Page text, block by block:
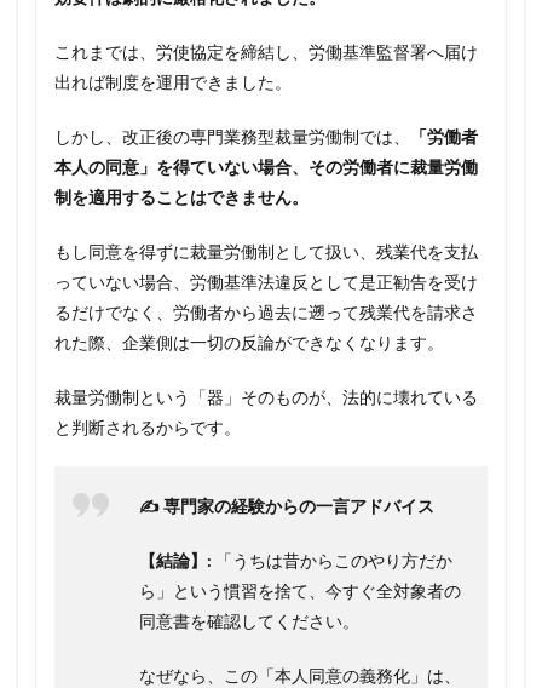
これまでは、労使協定を締結し、労働基準監督署へ届け
出れば制度を運用できました。
しかし、改正後の専門業務型裁量労働制では、
「労働者
本人の同意」を得ていない場合、その労働者に裁量労働
制を適用することはできません。
もし同意を得ずに裁量労働制として扱い、残業代を支払
っていない場合、労働基準法違反として是正勧告を受け
るだけでなく、労働者から過去に遡って残業代を請求さ
れた際、企業側は一切の反論ができなくなります。
裁量労働制という「器」そのものが、法的に壊れている
と判断されるからです。
✍️ 専門家の経験からの一言アドバイス
【結論】: 「うちは昔からこのやり方だか
ら」という慣習を捨て、今すぐ全対象者の
同意書を確認してください。
なぜなら、この「本人同意の義務化」は、